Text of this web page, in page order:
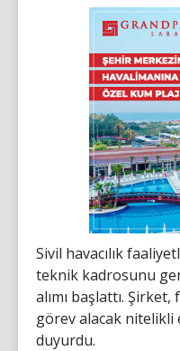
Sivil havacılık
teknik kadrosunu
alımı başlattı.
görev alacak nitelikli
duyurdu.